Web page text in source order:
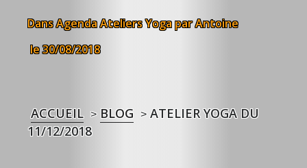
DansAgendaAteliers Yogapar Antoine
le 30/08/2018
ACCUEIL > BLOG > ATELIER YOGA DU
11/12/2018